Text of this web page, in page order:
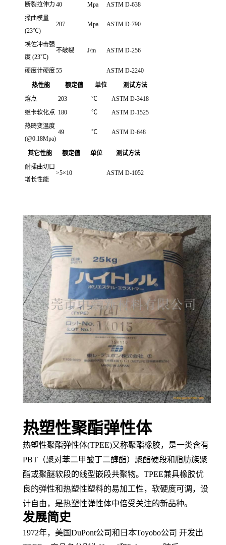
断裂拉伸力 40 Mpa
ASTM D-638
揉曲模量
(23℃)
207 Mpa ASTM D-790
埃佐冲击强
度 (23℃)
不破裂 J/m ASTM D-256
硬度计硬度55 ASTM D-2240
热性能 额定值 单位
测试方法
熔点
203 ℃
ASTM D-3418
维卡软化点 180 ℃
ASTM D-1525
热畸变温度
(@0.18Mpa)
49 ℃ ASTM D-648
其它性能 额定值 单位
测试方法
耐揉曲切口
增长性能
>5×10 ASTM D-1052
热塑性聚酯弹性体
热塑性聚酯弹性体(TPEE)又称聚酯橡胶，是一类含有
PBT（聚对苯二甲酸丁二醇酯）聚酯硬段和脂肪族聚
酯或聚醚软段的线型嵌段共聚物。 TPEE兼具橡胶优
良的弹性和热塑性塑料的易加工性，软硬度可调， 设
计自由，是热塑性弹性体中倍受关注的新品种。
发展简史
1972年，美国DuPont公司和日本Toyobo公司 开发出